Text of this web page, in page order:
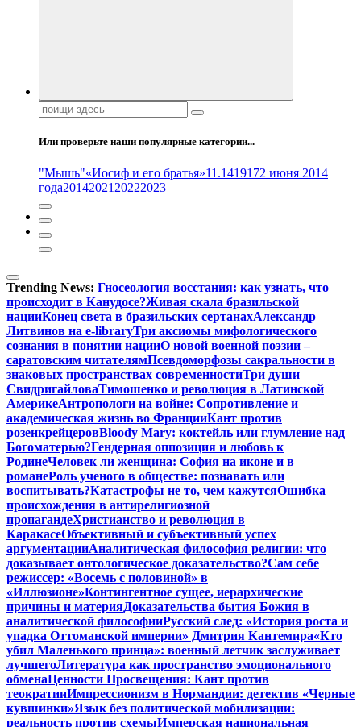
Поиск:
Или проверьте наши популярные категории...
"Мышь"«Иосиф и его братья»11.1419172 июня 2014
года20142021 20222023
Trending News: Гносеология восстания: как узнать, что
происходит в Канудосе?Живая скала бразильской
нацииКонец света в бразильских сертанахАлександр
Литвинов на e-libraryТри аксиомы мифологического
сознания в понятии нацииО новой военной поэзии –
саратовским читателямПсевдоморфозы сакральности в
знаковых пространствах современностиТри души
СвидригайловаТимошенко и революция в Латинской
АмерикеАнтропологи на войне: Сопротивление и
академическая жизнь во ФранцииКант против
розенкрейцеровBloody Mary: коктейль или глумление над
Богоматерью?Гендерная оппозиция и любовь к
РодинеЧеловек ли женщина: София на иконе и в
романеРоль ученого в обществе: познавать или
воспитывать?Катастрофы не то, чем кажутсяОшибка
происхождения в антирелигиозной
пропагандеХристианство и революция в
КаракасеОбъективный и субъективный успех
аргументацииАналитическая философия религии: что
доказывает онтологическое доказательство?Сам себе
режиссер: «Восемь с половиной» в
«Иллюзионе»Контингентное сущее, иерархические
причины и материяДоказательства бытия Божия в
аналитической философииРусский след: «История роста и
упадка Оттоманской империи» Дмитрия Кантемира«Кто
убил Маленького принца»: военный летчик заслуживает
лучшегоЛитература как пространство эмоционального
обменаЦенности Просвещения: Кант против
теократииИмпрессионизм в Нормандии: детектив «Черные
кувшинки»Язык без политической мобилизации:
реальность против схемыИмперская национальная